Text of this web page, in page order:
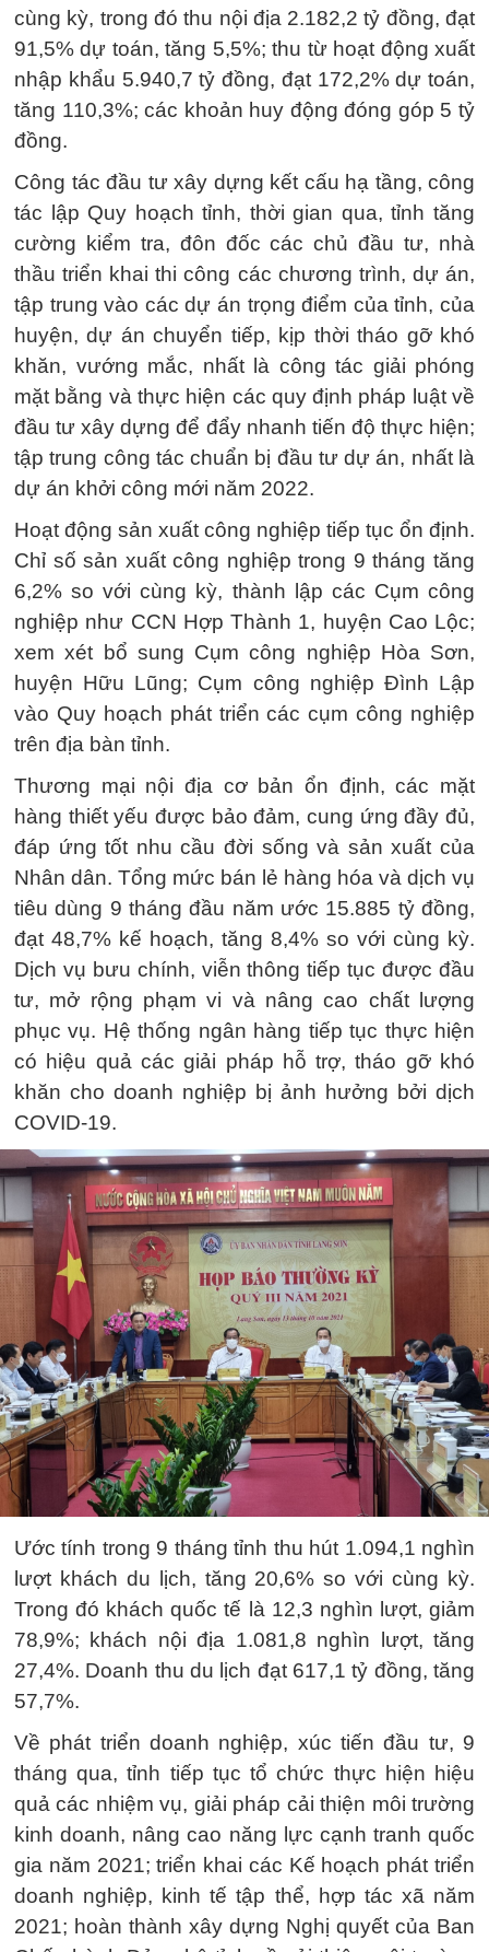
cùng kỳ, trong đó thu nội địa 2.182,2 tỷ đồng, đạt
91,5% dự toán, tăng 5,5%; thu từ hoạt động xuất
nhập khẩu 5.940,7 tỷ đồng, đạt 172,2% dự toán,
tăng 110,3%; các khoản huy động đóng góp 5 tỷ
đồng.
Công tác đầu tư xây dựng kết cấu hạ tầng, công
tác lập Quy hoạch tỉnh, thời gian qua, tỉnh tăng
cường kiểm tra, đôn đốc các chủ đầu tư, nhà
thầu triển khai thi công các chương trình, dự án,
tập trung vào các dự án trọng điểm của tỉnh, của
huyện, dự án chuyển tiếp, kịp thời tháo gỡ khó
khăn, vướng mắc, nhất là công tác giải phóng
mặt bằng và thực hiện các quy định pháp luật về
đầu tư xây dựng để đẩy nhanh tiến độ thực hiện;
tập trung công tác chuẩn bị đầu tư dự án, nhất là
dự án khởi công mới năm 2022.
Hoạt động sản xuất công nghiệp tiếp tục ổn định.
Chỉ số sản xuất công nghiệp trong 9 tháng tăng
6,2% so với cùng kỳ, thành lập các Cụm công
nghiệp như CCN Hợp Thành 1, huyện Cao Lộc;
xem xét bổ sung Cụm công nghiệp Hòa Sơn,
huyện Hữu Lũng; Cụm công nghiệp Đình Lập
vào Quy hoạch phát triển các cụm công nghiệp
trên địa bàn tỉnh.
Thương mại nội địa cơ bản ổn định, các mặt
hàng thiết yếu được bảo đảm, cung ứng đầy đủ,
đáp ứng tốt nhu cầu đời sống và sản xuất của
Nhân dân. Tổng mức bán lẻ hàng hóa và dịch vụ
tiêu dùng 9 tháng đầu năm ước 15.885 tỷ đồng,
đạt 48,7% kế hoạch, tăng 8,4% so với cùng kỳ.
Dịch vụ bưu chính, viễn thông tiếp tục được đầu
tư, mở rộng phạm vi và nâng cao chất lượng
phục vụ. Hệ thống ngân hàng tiếp tục thực hiện
có hiệu quả các giải pháp hỗ trợ, tháo gỡ khó
khăn cho doanh nghiệp bị ảnh hưởng bởi dịch
COVID-19.
Ước tính trong 9 tháng tỉnh thu hút 1.094,1 nghìn
lượt khách du lịch, tăng 20,6% so với cùng kỳ.
Trong đó khách quốc tế là 12,3 nghìn lượt, giảm
78,9%; khách nội địa 1.081,8 nghìn lượt, tăng
27,4%. Doanh thu du lịch đạt 617,1 tỷ đồng, tăng
57,7%.
Về phát triển doanh nghiệp, xúc tiến đầu tư, 9
tháng qua, tỉnh tiếp tục tổ chức thực hiện hiệu
quả các nhiệm vụ, giải pháp cải thiện môi trường
kinh doanh, nâng cao năng lực cạnh tranh quốc
gia năm 2021; triển khai các Kế hoạch phát triển
doanh nghiệp, kinh tế tập thể, hợp tác xã năm
2021; hoàn thành xây dựng Nghị quyết của Ban